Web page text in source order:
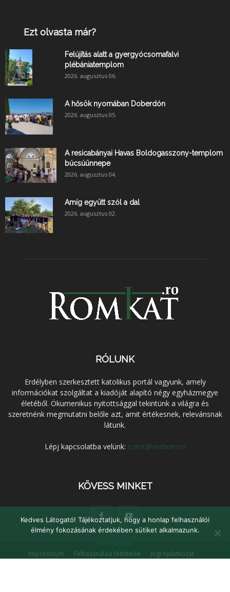
Ezt olvasta már?
Felújítás alatt a gyergyócsomafalvi
plébániatemplom
2026. augusztus 06.
A hősök nyomában Doberdón
2026. augusztus 05.
A resicabányai Havas Boldogasszony-templom
búcsúünnepe
2026. augusztus 04.
Amíg együtt szól a dal
2026. augusztus 02.
RÓLUNK
Erdélyben szerkesztett katolikus portál vagyunk, amely
információkat szolgáltat a kiadóját alapító négy egyházmegye
életéből. Ökumenikus nyitottsággal tekintünk a világra és
szeretnénk megmutatni belőle azt, amit értékesnek, relevánsnak
látunk.
Lépj kapcsolatba velünk: szerk@verbum.ro
KÖVESS MINKET
Impresszum Felhasználási feltételek
Jogi nyilatkozat
Kedves Látogató! Tájékoztatjuk, hogy a honlap felhasználói
élmény fokozásának érdekében sütiket alkalmazunk.